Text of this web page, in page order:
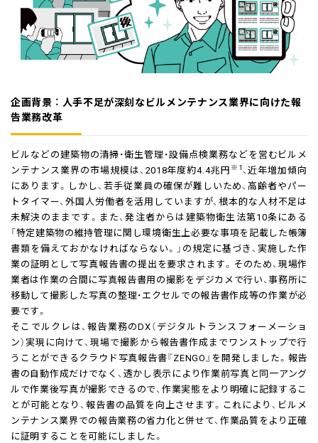
企画背景 ： 人手不足が深刻なビルメンテナンス業界に向けた報
告業務改革
ビルなどの建築物の清掃・衛生管理・設備点検業務などを営むビルメ
ンテナンス業界の市場規模は、2018年度約4.4兆円 ※1、近年増加傾向
にあります。しかし、若手従業員の確保が難しいため、高齢者やパー
トタイマー、外国人労働者を活用していますが、根本的な人材不足は
未解決のままです。また、発注者からは建築物衛生法第10条にある
「特定建築物の維持管理に関し環境衛生上必要な事項を記載した帳簿
書類を備えておかなければならない。」の規定に基づき、実施した作
業の証明として写真報告書の提出を要求されます。そのため、現場作
業者は作業の合間に写真報告書用の撮影をデジカメで行い、事務所に
移動して撮影した写真の整理・エクセルでの報告書作成等の作業が必
要です。
そこでルクレは、報告業務のDX（デジタルトランスフォーメーショ
ン）実現に向けて、現場で撮影から報告書作成までワンストップで行
うことができるクラウド写真報告書『ZENGO』を開発しました。報告
書の自動作成だけでなく、透かし表示により作業前写真と同一アング
ルで作業後写真が撮影できるので、作業実態をより明確に記録するこ
とが可能となり、報告書の品質を向上させます。これにより、ビルメ
ンテナンス業界での報告業務の省力化と併せて、作業品質をより正確
に証明することを可能にしました。